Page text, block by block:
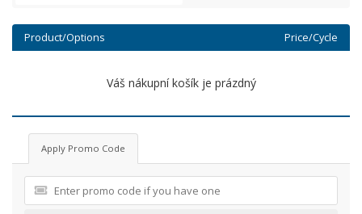
Product/Options Price/Cycle
Váš nákupní košík je prázdný
Apply Promo Code